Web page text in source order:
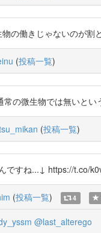
の働きじゃないのが
(投稿一覧)
の微生物では無いとい
(投稿一覧)
ですね...↓ https://t.co/
(投稿一覧) 4
@last_alterego